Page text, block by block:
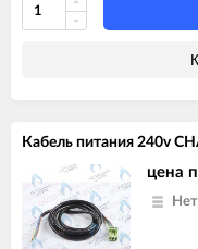
Кабель питания 240v
цена